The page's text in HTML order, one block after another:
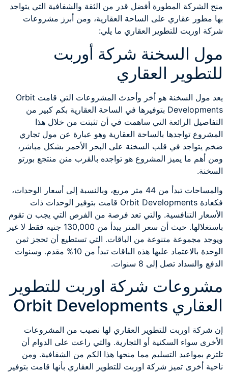
منح الشركة المطورة أفضل قدر من الثقة والشفافية التي يتواجد
بها مطور عقاري على الساحة العقارية، ومن أبرز مشروعات
شركة اوربت للتطوير العقاري ما يلي:
مول السخنة شركة أوربت
للتطوير العقاري
يعد مول السخنة هو أخر وأحدث المشروعات التي قامت Orbit
Developments بتوفيرها في الساحة العقارية بكم كبير من
التفاصيل الرائعة التي ساهمت في أن تثبتت من خلال هذا
المشروع تواجدها بالساحة العقارية وهو عبارة عن مول تجاري
ضخم يتواجد في قلب السخنة على البحر الأحمر بشكل مباشر،
ومن أهم ما يميز المشروع هو تواجده بالقرب منن منتجع بورتو
السخنة.
والمساحات تبدأ من 44 متر مربع، وبالنسبة إلى أسعار الوحدات،
فكعادة Orbit Developments قامت بتوفير الوحدات ذات
الأسعار التنافسية. والتي تعد فرصة من الفرص التي يجب ن تقوم
باستغلالها. حيث أن سعر المتر يبدأ من 130,000 جنيه فقط لا غير
ويوجد مجموعة متنوعة من الباقات. التي تستطيع أن تحجز ثمن
الوحدة بالاعتماد عليها هذه الباقات تبدأ من 10% مقدم. وسنوات
الدفع والسداد تصل إلى 8 سنوات.
مشروعات شركة اوربت للتطوير
العقاري Orbit Developments
إن شركة اوربت للتطوير العقاري لها نصيب من المشروعات
الأخرى سواء السكنية أو التجارية. والتي راعت على الدوام أن
تلتزم بمواعيد التسليم مما منحها هذا الكم من الشفافية. ومن
ناحية أخرى تميز شركة اوربت للتطوير العقاري بأنها قامت بتوفير